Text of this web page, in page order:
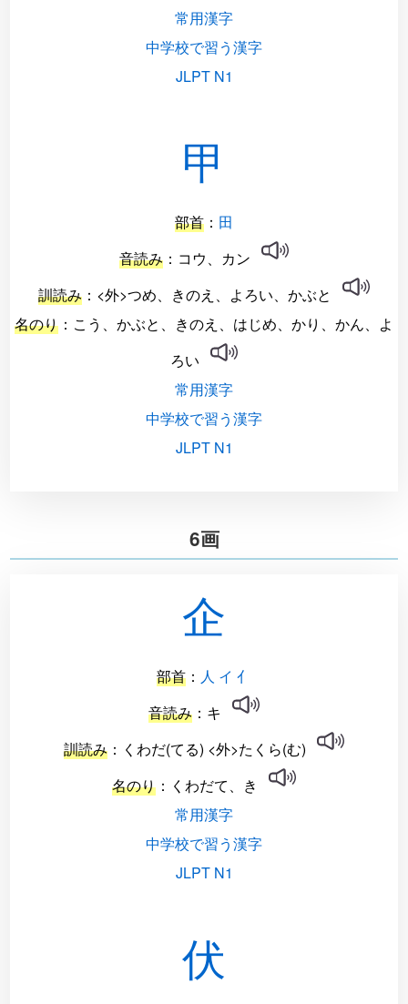
常用漢字
中学校で習う漢字
JLPT N1
甲
部首 ： 田
音読み ：コウ、カン
訓読み ：<外>つめ、きのえ、よろい、かぶと
名のり ：こう、かぶと、きのえ、はじめ、かり、かん、よ
ろい
常用漢字
中学校で習う漢字
JLPT N1
6画
企
部首 ： 人 イ 亻
音読み ：キ
訓読み ：くわだ(てる) <外>たくら(む)
名のり ：くわだて、き
常用漢字
中学校で習う漢字
JLPT N1
伏